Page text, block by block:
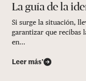
La guía de la
Si surge la situación,
garantizar que recibas
en...
Leer más’